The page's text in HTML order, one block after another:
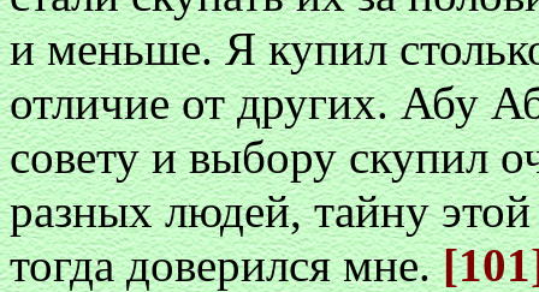
и меньше. Я купил
отличие от других. Абу
совету и выбору скупил
разных людей, тайну
тогда доверился мне.